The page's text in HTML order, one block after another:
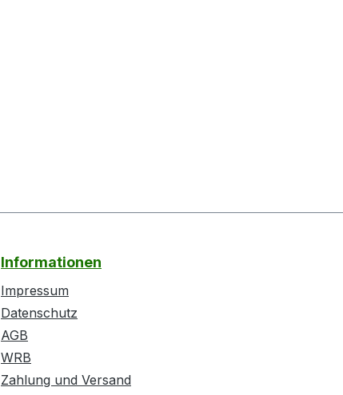
Informationen
Impressum
Datenschutz
AGB
WRB
Zahlung und Versand